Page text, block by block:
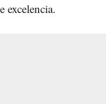
excelencia.